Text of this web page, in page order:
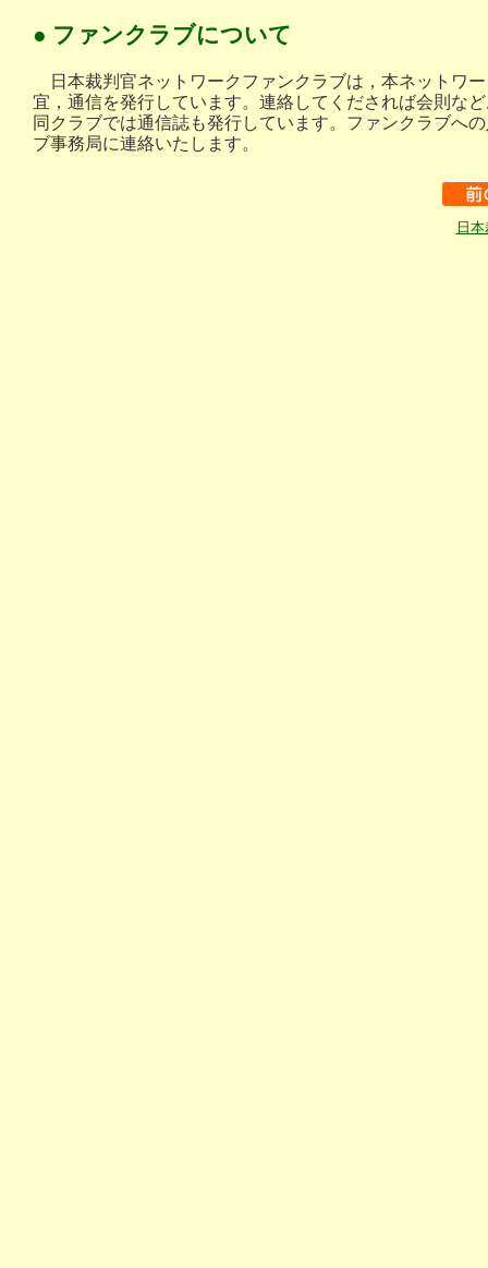
● ファンクラブについて
日本裁判官ネットワークファンクラブは，本ネットワ
宜，通信を発行しています。連絡してくだされば会則な
同クラブでは通信誌も発行しています。ファンクラブへ
ブ事務局に連絡いたします。
日